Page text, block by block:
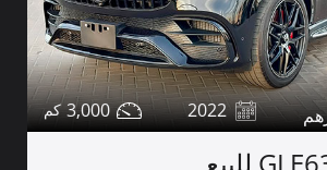
2022
3,000